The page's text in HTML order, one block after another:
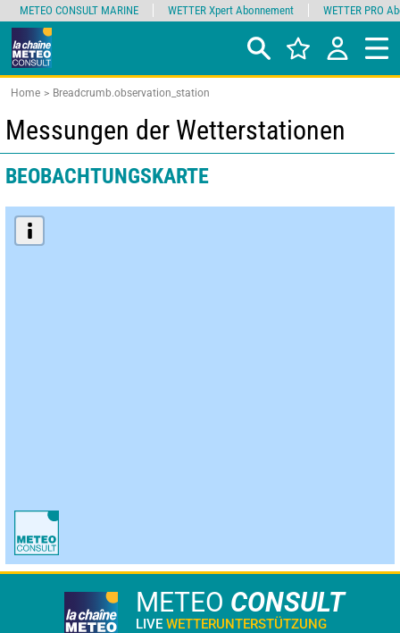
Home Breadcrumb.observation_station
Messungen der Wetterstationen
BEOBACHTUNGSKARTE
METEO CONSULT
LIVE WETTERUNTERSTÜTZUNG
METEO CONSULT MARINE WETTER Xpert Abonnement WETTER PRO